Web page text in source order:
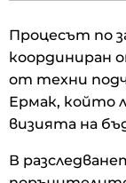
Процесът по
координиран
от техни
Ермак, който
визията на
В